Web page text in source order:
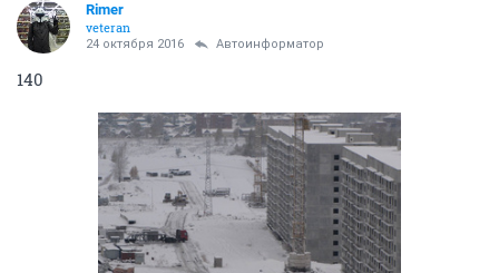
Rimer
veteran
24 октября 2016 Автоинформатор
140